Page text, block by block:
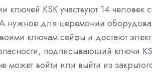
ключей KSK участвуют 14
нужное для церемонии
ключам сейфы и достают
подписывающий ключи
может войти или выйти из